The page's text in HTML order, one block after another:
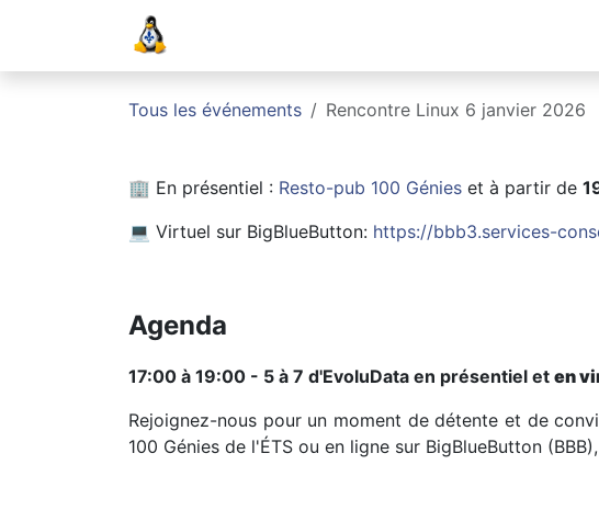
Se rendre au contenu
Portes
Tous les événements Rencontre Linux 6 janvier 2026
🏢 En présentiel : Resto-pub 100 Génies et à partir de
💻 Virtuel sur BigBlueButton: https://bbb3.services-
Agenda
17:00 à 19:00 - 5 à 7 d'EvoluData en présentiel et en
Rejoignez-nous pour un moment de détente et de
100 Génies de l'ÉTS ou en ligne sur BigBlueButton